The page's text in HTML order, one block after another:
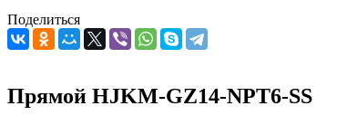
Поделиться
Прямой HJKM-GZ14-NPT6-SS